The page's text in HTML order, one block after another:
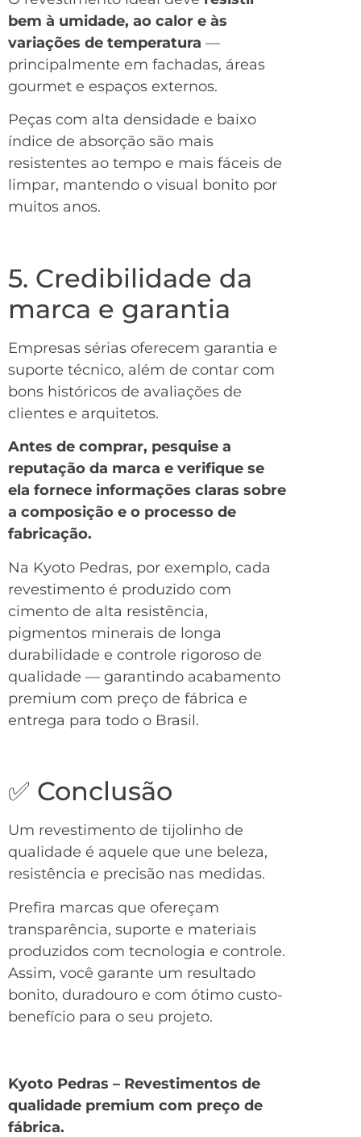
bem à umidade, ao calor e às
variações de temperatura —
principalmente em fachadas, áreas
gourmet e espaços externos.
Peças com alta densidade e baixo
índice de absorção são mais
resistentes ao tempo e mais fáceis de
limpar, mantendo o visual bonito por
muitos anos.
5. Credibilidade da
marca e garantia
Empresas sérias oferecem garantia e
suporte técnico, além de contar com
bons históricos de avaliações de
clientes e arquitetos.
Antes de comprar, pesquise a
reputação da marca e verifique se
ela fornece informações claras sobre
a composição e o processo de
fabricação.
Na Kyoto Pedras, por exemplo, cada
revestimento é produzido com
cimento de alta resistência,
pigmentos minerais de longa
durabilidade e controle rigoroso de
qualidade — garantindo acabamento
premium com preço de fábrica e
entrega para todo o Brasil.
✅ Conclusão
Um revestimento de tijolinho de
qualidade é aquele que une beleza,
resistência e precisão nas medidas.
Prefira marcas que ofereçam
transparência, suporte e materiais
produzidos com tecnologia e controle.
Assim, você garante um resultado
bonito, duradouro e com ótimo custo-
benefício para o seu projeto.
Kyoto Pedras – Revestimentos de
qualidade premium com preço de
fábrica.